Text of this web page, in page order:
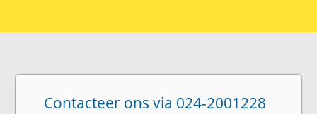
Contacteer ons via 024-2001228